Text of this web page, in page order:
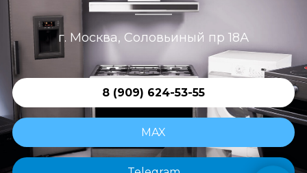
г. Москва, Соловьиный пр 18А
8 (909) 624-53-55
MAX